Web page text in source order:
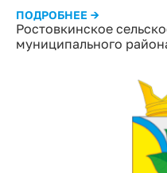
Ростовкинское
муниципального
ПОДРОБНЕЕ →